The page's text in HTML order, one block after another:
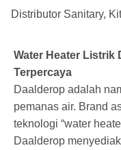
Distributor Sanitary,
Water Heater Listrik
Terpercaya
Daalderop adalah
pemanas air. Brand
teknologi “water
Daalderop